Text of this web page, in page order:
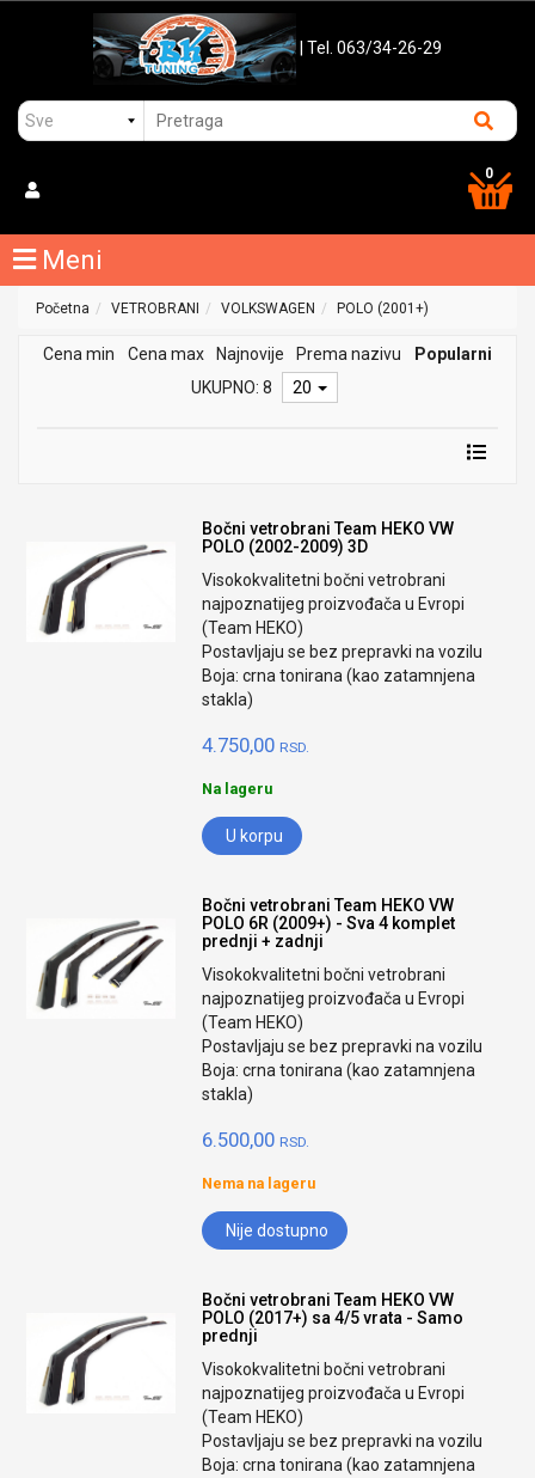
| Tel. 063/34-26-29
0
Meni
Početna VETROBRANI VOLKSWAGEN POLO (2001+)
Cena min Cena max Najnovije Prema nazivu
Popularni
UKUPNO: 8
20
Bočni vetrobrani Team HEKO VW
POLO (2002-2009) 3D
Visokokvalitetni bočni vetrobrani
najpoznatijeg proizvođača u Evropi
(Team HEKO)
Postavljaju se bez prepravki na vozilu
Boja: crna tonirana (kao zatamnjena
stakla)
4.750,00 RSD.
Na lageru
U korpu
Bočni vetrobrani Team HEKO VW
POLO 6R (2009+) - Sva 4 komplet
prednji + zadnji
Visokokvalitetni bočni vetrobrani
najpoznatijeg proizvođača u Evropi
(Team HEKO)
Postavljaju se bez prepravki na vozilu
Boja: crna tonirana (kao zatamnjena
stakla)
6.500,00 RSD.
Nema na lageru
Nije dostupno
Bočni vetrobrani Team HEKO VW
POLO (2017+) sa 4/5 vrata - Samo
prednji
Visokokvalitetni bočni vetrobrani
najpoznatijeg proizvođača u Evropi
(Team HEKO)
Postavljaju se bez prepravki na vozilu
Boja: crna tonirana (kao zatamnjena